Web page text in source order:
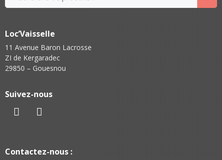
Loc’Vaisselle
11 Avenue Baron Lacrosse
ZI de Kergaradec
29850 – Gouesnou
Suivez-nous
Contactez-nous :